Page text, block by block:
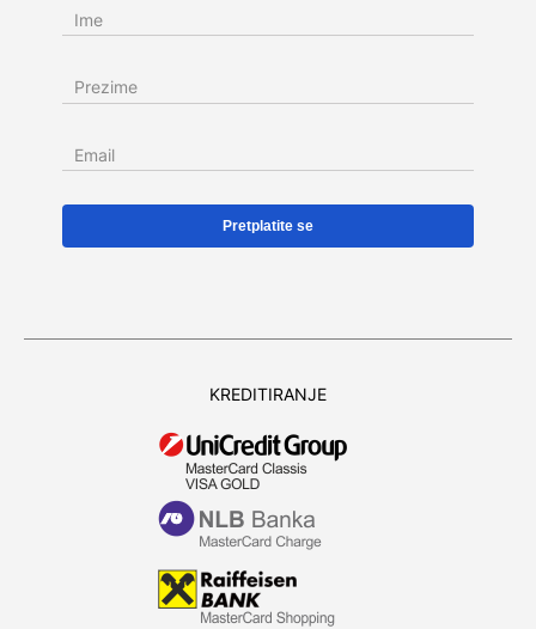
Ime
Prezime
Email
KREDITIRANJE